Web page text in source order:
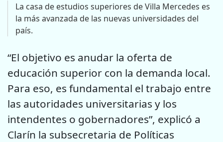
La casa de estudios superiores de Villa Mercedes es
la más avanzada de las nuevas universidades del
país.
“El objetivo es anudar la oferta de
educación superior con la demanda local.
Para eso, es fundamental el trabajo entre
las autoridades universitarias y los
intendentes o gobernadores”, explicó a
Clarín la subsecretaria de Políticas